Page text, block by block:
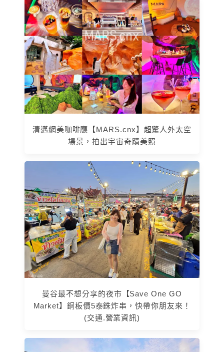
清邁網美咖啡廳【MARS.cnx】超驚人外太空
場景，拍出宇宙奇蹟美照
曼谷最不想分享的夜市【Save One GO
Market】銅板價5泰銖炸串，快帶你朋友來！
(交通.營業資訊)